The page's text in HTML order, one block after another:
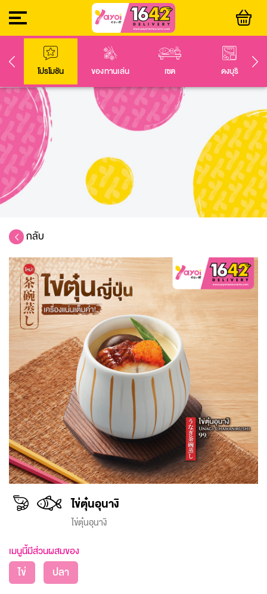
โปรโมชัน ของทานเล่น เซต ดงบุริ
กลับ
ไข่ตุ๋นอุนางิ
ไข่ตุ๋นอุนางิ
เมนูนี้มีส่วนผสมของ
ไข่ ปลา